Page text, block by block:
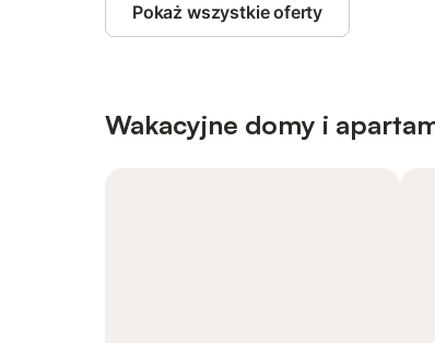
Pokaż wszystkie oferty
Wakacyjne domy i